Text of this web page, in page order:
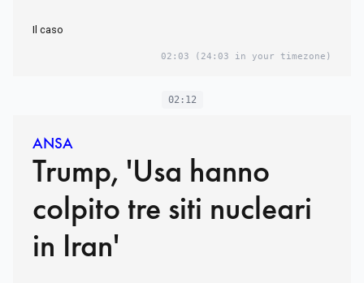
Il caso
02:03 (24:03 in your timezone)
02:12
ANSA
Trump, 'Usa hanno
colpito tre siti nucleari
in Iran'